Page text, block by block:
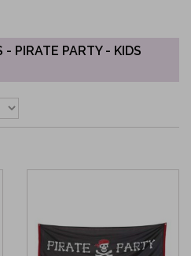
- PIRATE PARTY - KIDS